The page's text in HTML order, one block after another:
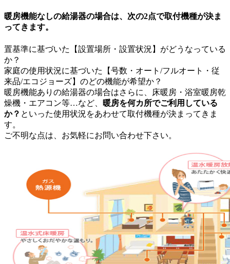
暖房機能なしの給湯器の場合は、次の2点で取付機種が決ま
ってきます。
置基準に基づいた【設置場所・設置状況】がどうなっている
か？
家庭の使用状況に基づいた【号数・オート/フルオート・従
来品/エコジョーズ】のどの機能が希望か？
暖房機能ありの給湯器の場合はさらに、床暖房・浴室暖房乾
燥機・エアコン等…など、
暖房を何カ所でご利用している
か？ といった使用状況をあわせて取付機種が決まってきま
す。
ご不明な点は、お気軽にお問い合わせ下さい。